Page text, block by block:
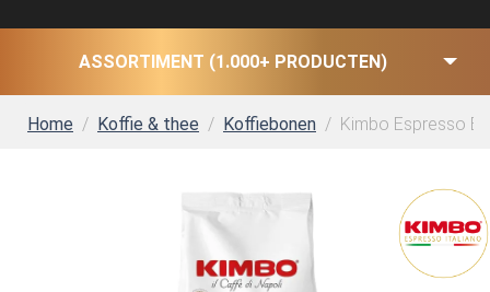
ASSORTIMENT (1.000+ PRODUCTEN)
Home Koffie & thee Koffiebonen Kimbo Espresso